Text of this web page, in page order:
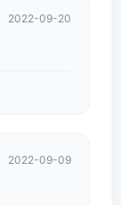
2022-09-20
2022-09-09